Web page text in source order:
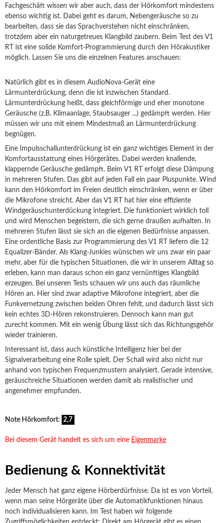
Fachgeschäft wissen wir aber auch, dass der Hörkomfort mindestens
ebenso wichtig ist. Dabei geht es darum, Nebengeräusche so zu
bearbeiten, dass sie das Sprachverstehen nicht einschränken,
trotzdem aber ein naturgetreues Klangbild zaubern. Beim Test des V1
RT ist eine solide Komfort-Programmierung durch den Hörakustiker
möglich. Lassen Sie uns die einzelnen Features anschauen:
Natürlich gibt es in diesem AudioNova-Gerät eine
Lärmunterdrückung, denn die ist inzwischen Standard.
Lärmunterdrückung heißt, dass gleichförmige und eher monotone
Geräusche (z.B. Klimaanlage, Staubsauger ...) gedämpft werden. Hier
müssen wir uns mit einem Mindestmaß an Lärmunterdrückung
begnügen.
Eine Impulsschallunterdrückung ist ein ganz wichtiges Element in der
Komfortausstattung eines Hörgerätes. Dabei werden knallende,
klappernde Geräusche gedämpft. Beim V1 RT erfolgt diese Dämpung
in mehreren Stufen. Das gibt auf jeden Fall ein paar Pluspunkte. Wind
kann den Hörkomfort im Freien deutlich einschränken, wenn er über
die Mikrofone streicht. Aber das V1 RT hat hier eine effiziente
Windgeräuschunterdückung integriert. Die funktioniert wirklich toll
und wird Menschen begeistern, die sich gerne draußen aufhalten. In
mehreren Stufen lässt sie sich an die eigenen Bedürfnisse anpassen.
Eine ordentliche Basis zur Programmierung des V1 RT liefern die 12
Equalizer-Bänder. Als Klang-Junkies wünschen wir uns zwar ein paar
mehr, aber für die typischen Situationen, die wir in unserem Alltag so
erleben, kann man daraus schon ein ganz vernünftiges Klangbild
erzeugen. Bei unseren Tests schauen wir uns auch das räumliche
Hören an. Hier sind zwar adaptive Mikrofone integriert, aber die
Funkvernetzung zwischen beiden Ohren fehlt, und dadurch lässt sich
kein echtes 3D-Hören rekonstruieren. Dennoch kann man gut
zurecht kommen. Mit ein wenig Übung lässt sich das Richtungsgehör
wieder trainieren.
Interessant ist, dass auch künstliche Intelligenz hier bei der
Signalverarbeitung eine Rolle spielt. Der Schall wird also nicht nur
anhand von typischen Frequenzmustern analysiert. Gerade intensive,
geräuschreiche Situationen werden damit als realistischer und
angenehmer empfunden.
Note Hörkomfort: 2,7
Bei diesem Gerät handelt es sich um eine Eigenmarke
Bedienung & Konnektivität
Jeder Mensch hat ganz eigene Hörberdürfnisse. Da ist es von Vorteil,
wenn man seine Hörgeräte über die Automatikfunktionen hinaus
noch individualisieren kann. Im Test haben wir folgende